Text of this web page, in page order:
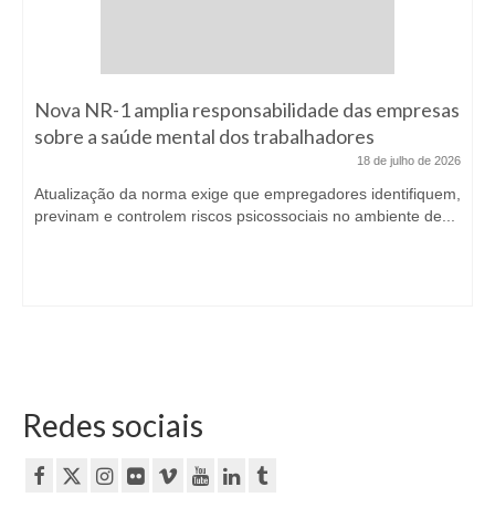
Nova NR-1 amplia responsabilidade das empresas
sobre a saúde mental dos trabalhadores
18 de julho de 2026
Atualização da norma exige que empregadores identifiquem,
previnam e controlem riscos psicossociais no ambiente de...
Redes sociais